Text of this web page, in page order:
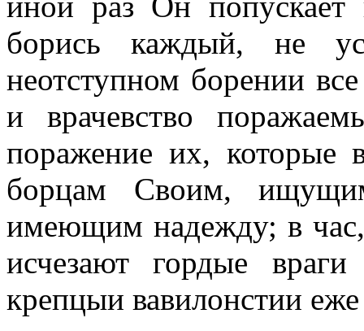
борись каждый, не
неотступном борении
и врачевство
поражение их,
борцам Своим,
имеющим надежду; в час,
исчезают гордые
крепцыи вавилонстии